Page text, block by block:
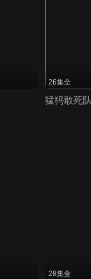
26集全
猛犸敢死队
28集全